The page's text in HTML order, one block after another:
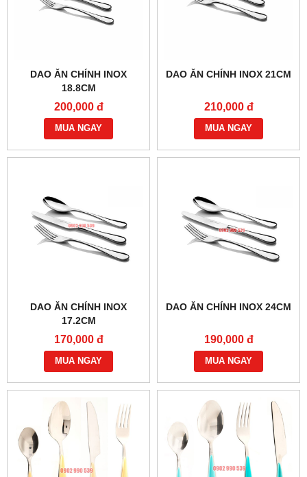
DAO ĂN CHÍNH INOX
18.8CM
200,000 đ
MUA NGAY
DAO ĂN CHÍNH INOX 21CM
210,000 đ
MUA NGAY
DAO ĂN CHÍNH INOX
17.2CM
170,000 đ
MUA NGAY
DAO ĂN CHÍNH INOX 24CM
190,000 đ
MUA NGAY